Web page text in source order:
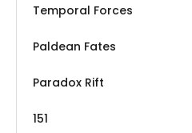
Temporal Forces
Paldean Fates
Paradox Rift
151